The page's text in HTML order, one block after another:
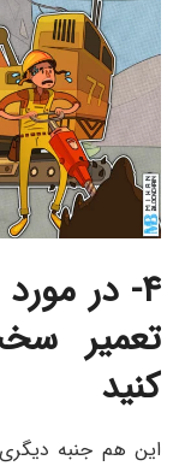
۴- در
تعمیر
کنید
این هم جنبه